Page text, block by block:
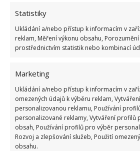
Statistiky
Ukládání a/nebo přístup k informacím v
reklam, Měření výkonu obsahu,
prostřednictvím statistik nebo kombinací
Marketing
Ukládání a/nebo přístup k informacím v
omezených údajů k výběru reklam,
personalizovanou reklamu, Používání
personalizované reklamy, Vytváření profilů
obsah, Používání profilů pro výběr
Rozvoj a zlepšování služeb, Použití
obsahu.
Zdroj:BHG